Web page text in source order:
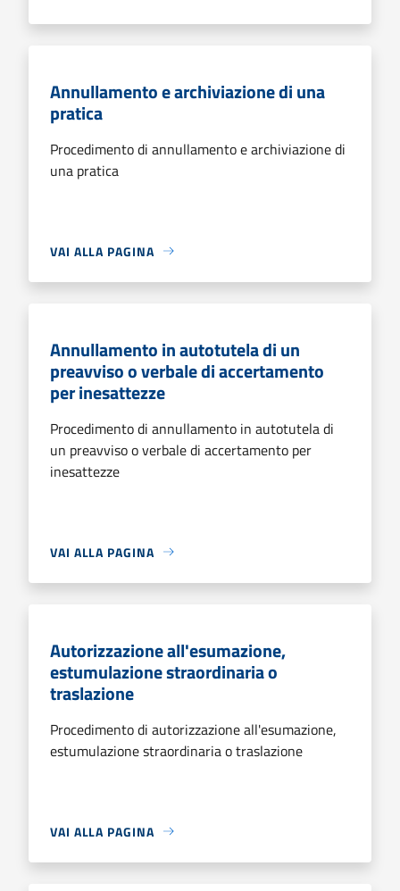
Annullamento e archiviazione di una
pratica
Procedimento di annullamento e archiviazione di
una pratica
VAI ALLA PAGINA
Annullamento in autotutela di un
preavviso o verbale di accertamento
per inesattezze
Procedimento di annullamento in autotutela di
un preavviso o verbale di accertamento per
inesattezze
VAI ALLA PAGINA
Autorizzazione all'esumazione,
estumulazione straordinaria o
traslazione
Procedimento di autorizzazione all'esumazione,
estumulazione straordinaria o traslazione
VAI ALLA PAGINA